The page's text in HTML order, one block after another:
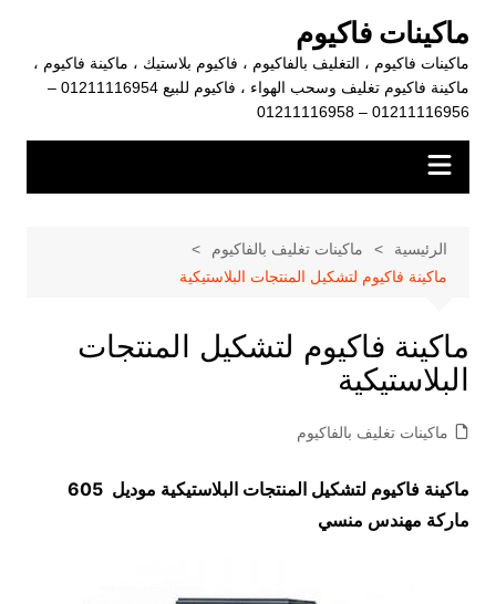
المحتوى
ماكينات فاكيوم
ماكينات فاكيوم ، التغليف بالفاكيوم ، فاكيوم بلاستيك ، ماكينة فاكيوم ،
ماكينة فاكيوم تغليف وسحب الهواء ، فاكيوم للبيع 01211116954 –
01211116956 – 01211116958
الرئيسية
ماكينات تغليف بالفاكيوم
ماكينة فاكيوم لتشكيل المنتجات البلاستيكية
ماكينة فاكيوم لتشكيل المنتجات
البلاستيكية
ماكينات تغليف بالفاكيوم
ماكينة فاكيوم لتشكيل المنتجات البلاستيكية موديل 605
ماركة مهندس منسي